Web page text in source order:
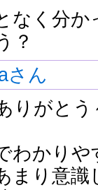
なく分
？
さん
りがとう
わかりや
まり意